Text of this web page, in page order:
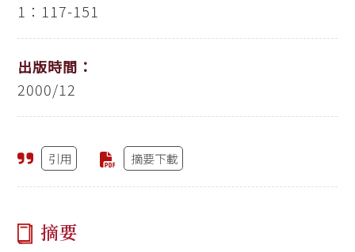
1：117-151
出版時間：
2000/12
引用 摘要下載
摘要